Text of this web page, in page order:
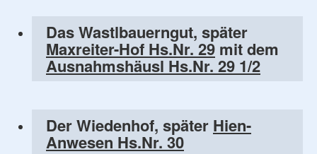
Das Wastlbauerngut, später
Maxreiter-Hof Hs.Nr. 29 mit dem
Ausnahmshäusl Hs.Nr. 29 1/2
Der Wiedenhof, später Hien-
Anwesen Hs.Nr. 30